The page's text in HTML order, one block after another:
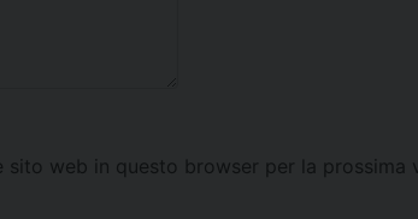
sito web in questo browser per la prossima